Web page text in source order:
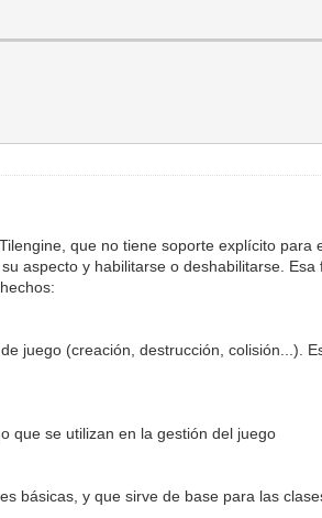
que no tiene soporte explícito para
aspecto y habilitarse o deshabilitarse. Esa
juego (creación, destrucción, colisión...).
que se utilizan en la gestión del juego
básicas, y que sirve de base para las